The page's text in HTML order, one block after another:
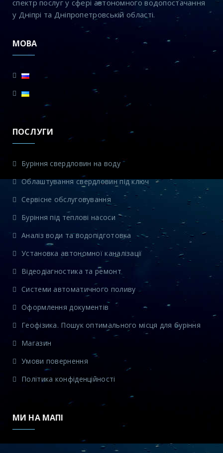
спектр послуг у сфері автономного водопостачання
у Дніпрі та Дніпропетровській області.
МОВА
ПОСЛУГИ
Буріння свердловин на воду
Облаштування свердловин під ключ
Сервісне обслуговування
Буріння під теплові насоси
Аналіз води та водопідготовка
Установка автономної каналізації
Відеодіагностика та ремонт
Системи автоматичного поливу
Оформлення документів
Геофізика. Пошук оптимального місця для буріння
Магазин
Умови повернення
Політика конфіденційності
МИ НА МАПІ